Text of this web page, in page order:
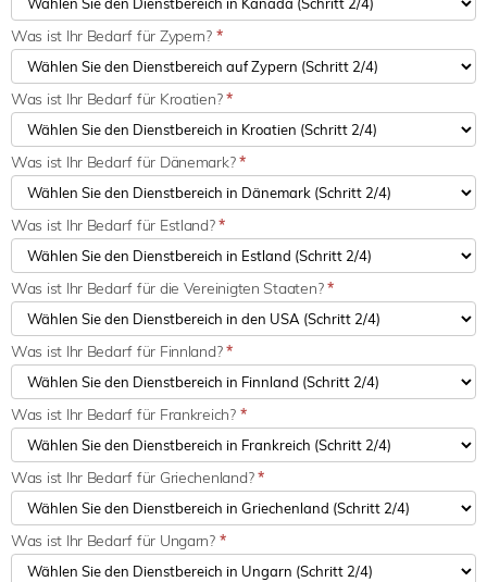
Was ist Ihr Bedarf für Zypern? *
Was ist Ihr Bedarf für Kroatien?*
Was ist Ihr Bedarf für Dänemark?*
Was ist Ihr Bedarf für Estland?*
Was ist Ihr Bedarf für die Vereinigten Staaten?*
Was ist Ihr Bedarf für Finnland?*
Was ist Ihr Bedarf für Frankreich? *
Was ist Ihr Bedarf für Griechenland?*
Was ist Ihr Bedarf für Ungarn? *